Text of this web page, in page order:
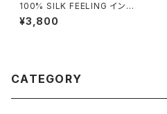
100% SILK FEELING インポ
ートスカーフ｜ 透けシフォンス
カーフ・アレンジ小さめスカー
¥3,800
CATEGORY